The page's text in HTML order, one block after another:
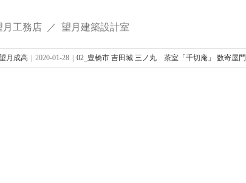
工務店 ／ 望月建築設計室
月成高 | 2020-01-28 | 02_豊橋市 吉田城 三ノ丸 茶室「千切庵」 数寄屋門